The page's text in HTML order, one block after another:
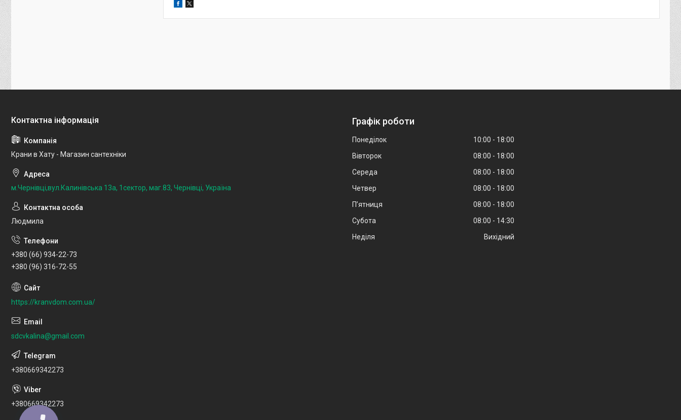
Крани в Хату - Магазин сантехніки
м.Чернівці,вул.Калинівська 13а, 1сектор, маг.83, Чернівці, Україна
Людмила
+380 (66) 934-22-73
+380 (96) 316-72-55
https://kranvdom.com.ua/
sdcvkalina@gmail.com
+380669342273
+380669342273
Графік роботи
Понеділок 10:00
18:00
Вівторок
08:00
18:00
Середа
08:00
18:00
Четвер
08:00
18:00
Пʼятниця
08:00
18:00
Субота
08:00
14:30
Неділя
Вихідний